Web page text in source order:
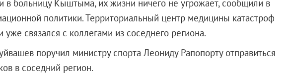
в больницу Кыштыма, их жизни ничего не угрожает, сообщили в
политики. Территориальный центр медицины катастроф
уже связался с коллегами из соседнего региона.
поручил министру спорта Леониду Рапопорту отправиться
в соседний регион.